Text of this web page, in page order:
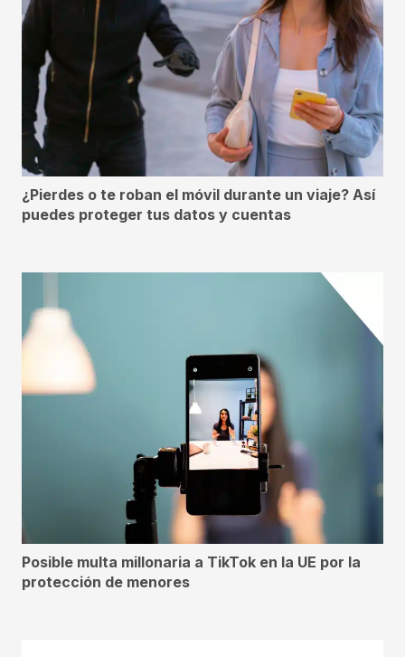
¿Pierdes o te roban el móvil durante un viaje? Así
puedes proteger tus datos y cuentas
Posible multa millonaria a TikTok en la UE por la
protección de menores